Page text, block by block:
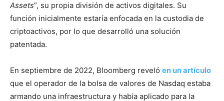
Assets”, su propia división de activos digitales. Su
función inicialmente estaría enfocada en la custodia de
criptoactivos, por lo que desarrolló una solución
patentada.
En septiembre de 2022, Bloomberg reveló en un artículo
que el operador de la bolsa de valores de Nasdaq estaba
armando una infraestructura y había aplicado para la